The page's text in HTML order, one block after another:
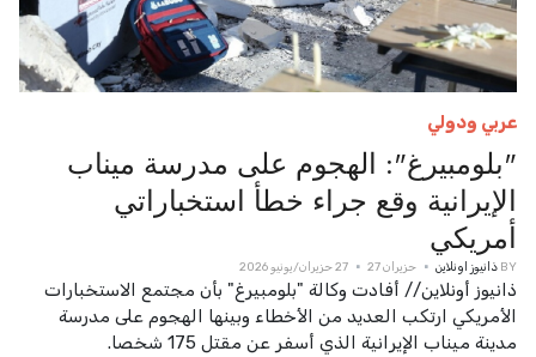
عربي ودولي
"بلومبيرغ": الهجوم على مدرسة ميناب
الإيرانية وقع جراء خطأ استخباراتي
أمريكي
BY ذانيوز اونلاين حزيران 27 27 حزيران/يونيو 2026
ذانيوز أونلاين// أفادت وكالة "بلومبيرغ" بأن مجتمع الاستخبارات
الأمريكي ارتكب العديد من الأخطاء وبينها الهجوم على مدرسة
مدينة ميناب الإيرانية الذي أسفر عن مقتل 175 شخصا.